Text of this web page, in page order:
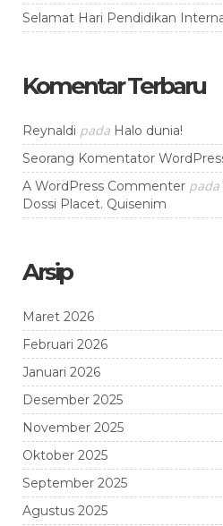
Selamat Hari Pendidikan
Komentar Terbaru
Reynaldi pada Halo dunia!
Seorang Komentator
A WordPress Commenter pada
Dossi Placet. Quisenim
Arsip
Maret 2026
Februari 2026
Januari 2026
Desember 2025
November 2025
Oktober 2025
September 2025
Agustus 2025